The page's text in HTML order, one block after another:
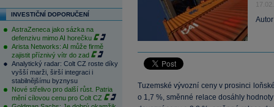
INVESTIČNÍ DOPORUČENÍ
AstraZeneca jako sázka na
defenzivu mimo AI horečku
Arista Networks: AI může firmě
zajistit příznivý vítr do zad
Analytický radar: Colt CZ roste díky
vyšší marži, širší integraci i
stabilnějšímu byznysu
Nové střelivo pro další růst. Patria
mění cílovou cenu pro Colt CZ
Tuzemské vývozní ceny v prosinci
o 1,7 %, směnné relace dosáhly